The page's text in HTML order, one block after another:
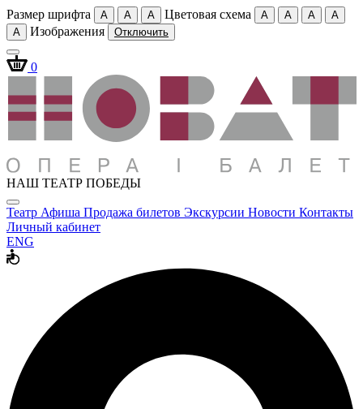
Размер шрифта A A A Цветовая схема A A A
A
A
Изображения Отключить
0
НАШ ТЕАТР ПОБЕДЫ
Театр Афиша Продажа билетов Экскурсии Новости Контакты
Личный кабинет
ENG